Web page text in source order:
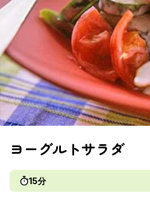
ヨーグルトサラダ
15分